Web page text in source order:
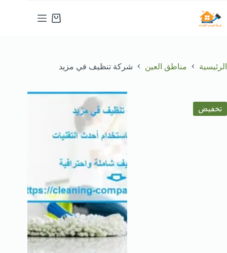
إلى
المحتوى
عربة
الرئيسية مناطق العين شركة تنظيف في مزيد
تخفيض